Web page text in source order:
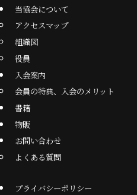
当協会について
アクセスマップ
組織図
役員
入会案内
会員の特典、入会のメリット
書籍
物販
お問い合わせ
よくある質問
プライバシーポリシー